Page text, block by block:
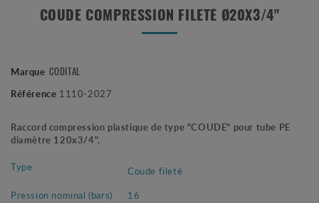
COUDE COMPRESSION FILETÉ Ø20X3/4"
Marque CODITAL
Référence 1110-2027
Raccord compression plastique de type "COUDE" pour tube PE
diamètre 120x3/4".
Type
Coude fileté
Pression nominal (bars)
16